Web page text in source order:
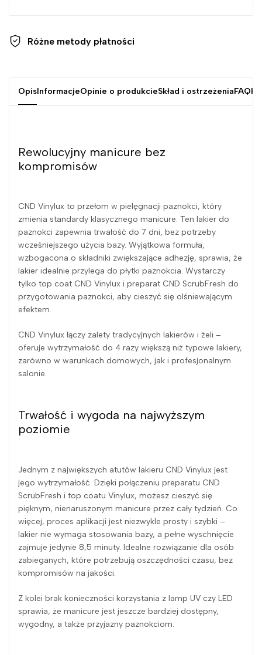
Różne metody płatności
OpisInformacjeOpinie o produkcieSkład i ostrzeżeniaFAQ
Rewolucyjny manicure bez
kompromisów
CND Vinylux to przełom w pielęgnacji paznokci, który
zmienia standardy klasycznego manicure. Ten lakier do
paznokci zapewnia trwałość do 7 dni, bez potrzeby
wcześniejszego użycia bazy. Wyjątkowa formuła,
wzbogacona o składniki zwiększające adhezję, sprawia, że
lakier idealnie przylega do płytki paznokcia. Wystarczy
tylko top coat CND Vinylux i preparat CND ScrubFresh do
przygotowania paznokci, aby cieszyć się olśniewającym
efektem.
CND Vinylux łączy zalety tradycyjnych lakierów i żeli –
oferuje wytrzymałość do 4 razy większą niż typowe lakiery,
zarówno w warunkach domowych, jak i profesjonalnym
salonie.
Trwałość i wygoda na najwyższym
poziomie
Jednym z największych atutów lakieru CND Vinylux jest
jego wytrzymałość. Dzięki połączeniu preparatu CND
ScrubFresh i top coatu Vinylux, możesz cieszyć się
pięknym, nienaruszonym manicure przez cały tydzień. Co
więcej, proces aplikacji jest niezwykle prosty i szybki –
lakier nie wymaga stosowania bazy, a pełne wyschnięcie
zajmuje jedynie 8,5 minuty. Idealne rozwiązanie dla osób
zabieganych, które potrzebują oszczędności czasu, bez
kompromisów na jakości.
Z kolei brak konieczności korzystania z lamp UV czy LED
sprawia, że manicure jest jeszcze bardziej dostępny,
wygodny, a także przyjazny paznokciom.